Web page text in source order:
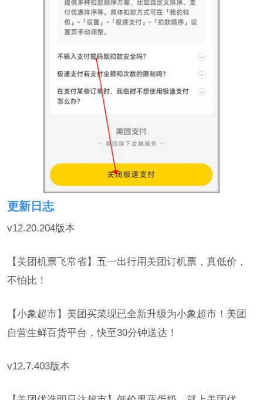
更新日志
v12.20.204版本
【美团机票飞常省】五一出行用美团订机票，真低价，
不怕比！
【小象超市】美团买菜现已全新升级为小象超市！美团
自营生鲜百货平台，快至30分钟送达！
v12.7.403版本